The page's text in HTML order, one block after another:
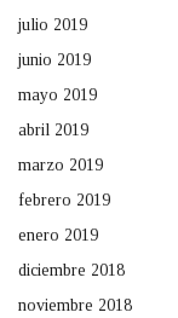
julio 2019
junio 2019
mayo 2019
abril 2019
marzo 2019
febrero 2019
enero 2019
diciembre 2018
noviembre 2018